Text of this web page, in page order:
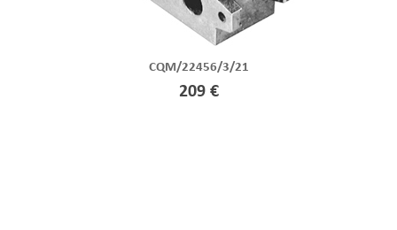
CQM/22456/3/21
209 €